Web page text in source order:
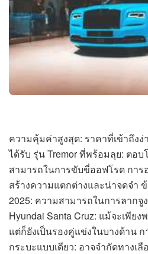
ความคุ้มค่าสูงสุด: ราคาที่เข้าถึง
ได้รับ รุ่น Tremor ที่พร้อมลุย: ตอ
สามารถในการขับขี่ออฟโรด กา
สร้างความแตกต่างและน่าจดจำ
2025: ความสามารถในการลาก
Hyundai Santa Cruz: แม้จะเพีย
แต่ก็ยังเป็นรองคู่แข่งในบางด้าน
กระบะแบบเดียว: อาจจำกัดทางเ